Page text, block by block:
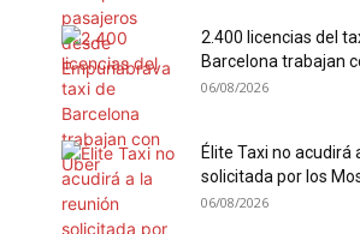
2.400 licencias del
Barcelona trabajan
06/08/2026
Élite Taxi no acudirá
solicitada por los
06/08/2026